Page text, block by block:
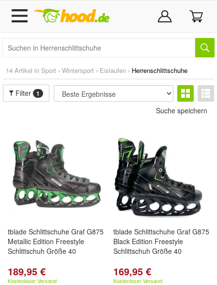
14 Artikel in Sport › Wintersport › Eislaufen › Herrenschlittschuhe
Filter 1
Suche speichern
tblade Schlittschuhe Graf G875
Metallic Edition Freestyle
Schlittschuh Größe 40
189,95 €
Kostenloser Versand
tblade Schlittschuhe Graf G875
Black Edition Freestyle
Schlittschuh Größe 40
169,95 €
Kostenloser Versand